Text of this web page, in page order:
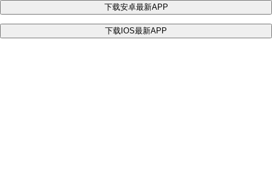
下载安卓最新APP
下载IOS最新APP